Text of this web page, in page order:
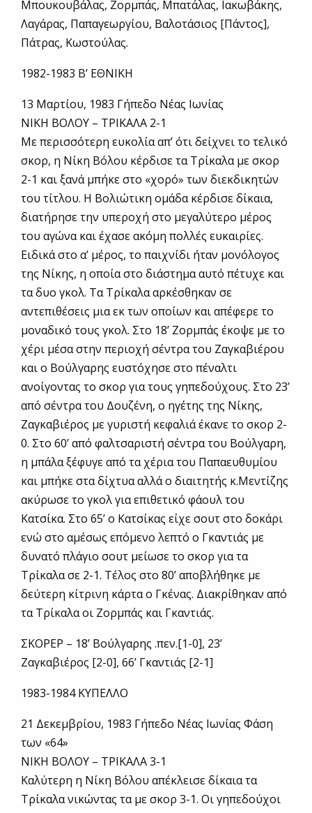
Μπουκουβάλας, Ζορμπάς, Μπατάλας, Ιακωβάκης,
Λαγάρας, Παπαγεωργίου, Βαλοτάσιος [Πάντος],
Πάτρας, Κωστούλας.
1982-1983 Β’ ΕΘΝΙΚΗ
13 Μαρτίου, 1983 Γήπεδο Νέας Ιωνίας
ΝΙΚΗ ΒΟΛΟΥ – ΤΡΙΚΑΛΑ 2-1
Με περισσότερη ευκολία απ’ ότι δείχνει το τελικό
σκορ, η Νίκη Βόλου κέρδισε τα Τρίκαλα με σκορ
2-1 και ξανά μπήκε στο «χορό» των διεκδικητών
του τίτλου. Η Βολιώτικη ομάδα κέρδισε δίκαια,
διατήρησε την υπεροχή στο μεγαλύτερο μέρος
του αγώνα και έχασε ακόμη πολλές ευκαιρίες.
Ειδικά στο α’ μέρος, το παιχνίδι ήταν μονόλογος
της Νίκης, η οποία στο διάστημα αυτό πέτυχε και
τα δυο γκολ. Τα Τρίκαλα αρκέσθηκαν σε
αντεπιθέσεις μια εκ των οποίων και απέφερε το
μοναδικό τους γκολ. Στο 18’ Ζορμπάς έκοψε με το
χέρι μέσα στην περιοχή σέντρα του Ζαγκαβιέρου
και ο Βούλγαρης ευστόχησε στο πέναλτι
ανοίγοντας το σκορ για τους γηπεδούχους. Στο 23’
από σέντρα του Δουζένη, ο ηγέτης της Νίκης,
Ζαγκαβιέρος με γυριστή κεφαλιά έκανε το σκορ 2-
0. Στο 60’ από φαλτσαριστή σέντρα του Βούλγαρη,
η μπάλα ξέφυγε από τα χέρια του Παπαευθυμίου
και μπήκε στα δίχτυα αλλά ο διαιτητής κ.Μεντίζης
ακύρωσε το γκολ για επιθετικό φάουλ του
Κατσίκα. Στο 65’ ο Κατσίκας είχε σουτ στο δοκάρι
ενώ στο αμέσως επόμενο λεπτό ο Γκαντιάς με
δυνατό πλάγιο σουτ μείωσε το σκορ για τα
Τρίκαλα σε 2-1. Τέλος στο 80’ αποβλήθηκε με
δεύτερη κίτρινη κάρτα ο Γκένας. Διακρίθηκαν από
τα Τρίκαλα οι Ζορμπάς και Γκαντιάς.
ΣΚΟΡΕΡ – 18’ Βούλγαρης .πεν.[1-0], 23’
Ζαγκαβιέρος [2-0], 66’ Γκαντιάς [2-1]
1983-1984 ΚΥΠΕΛΛΟ
21 Δεκεμβρίου, 1983 Γήπεδο Νέας Ιωνίας Φάση
των «64»
ΝΙΚΗ ΒΟΛΟΥ – ΤΡΙΚΑΛΑ 3-1
Καλύτερη η Νίκη Βόλου απέκλεισε δίκαια τα
Τρίκαλα νικώντας τα με σκορ 3-1. Οι γηπεδούχοι